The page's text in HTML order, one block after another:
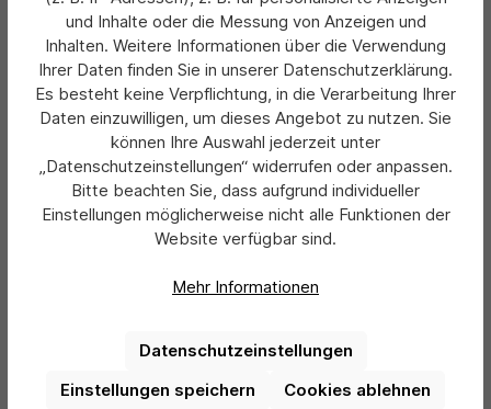
Schon von Weitem gut sichtbar – Ihr Logo auf
dem effizienten Werbeartikel Taschen
EinWerbegeschenk mit Aufdruckist eine wirksame
Methode, Ihre Werbebotschaft in die Welt zu tragen.
Ihre Werbung großflächig platzieren. Darüber hinaus wird sie
sollten Sie der Gestaltung Ihrer Tasche mit individuellem
Sie die einzigartige Chance, Ihre Corporate Identity einem
und Inhalte oder die Messung von Anzeigen und
Inhalten. Weitere Informationen über die Verwendung
Ihrer Daten finden Sie in unserer Datenschutzerklärung.
Es besteht keine Verpflichtung, in die Verarbeitung Ihrer
Daten einzuwilligen, um dieses Angebot zu nutzen. Sie
können Ihre Auswahl jederzeit unter
„Datenschutzeinstellungen“ widerrufen oder anpassen.
Bitte beachten Sie, dass aufgrund individueller
Einstellungen möglicherweise nicht alle Funktionen der
Website verfügbar sind.
Mehr Informationen
Datenschutzeinstellungen
Cookies ablehnen
Einstellungen speichern